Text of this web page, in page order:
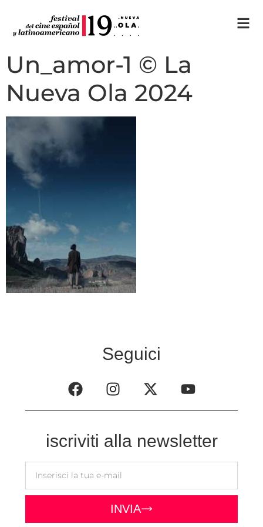
Un_amor-1 © La
Nueva Ola 2024
Seguici
iscriviti alla newsletter
INVIA